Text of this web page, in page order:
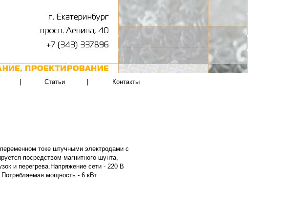
Статьи Контакты
токе штучными электродами с
посредством магнитного шунта,
и перегрева.Напряжение сети - 220 В
Потребляемая мощность - 6 кВт